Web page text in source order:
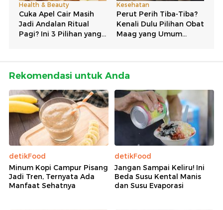
Rekomendasi untuk Anda
detikFood
Minum Kopi Campur Pisang
Jadi Tren, Ternyata Ada
Manfaat Sehatnya
detikFood
Jangan Sampai Keliru! Ini
Beda Susu Kental Manis
dan Susu Evaporasi